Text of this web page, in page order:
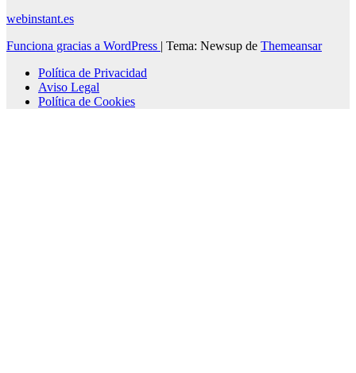
webinstant.es
Funciona gracias a WordPress | Tema: Newsup de Themeansar
Política de Privacidad
Aviso Legal
Política de Cookies